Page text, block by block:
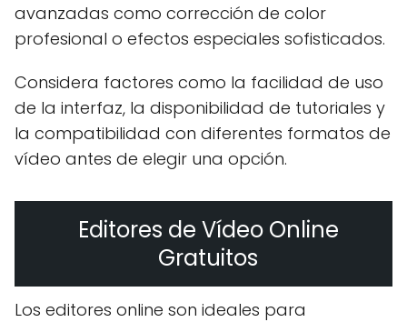
avanzadas como corrección de color
profesional o efectos especiales sofisticados.
Considera factores como la facilidad de uso
de la interfaz, la disponibilidad de tutoriales y
la compatibilidad con diferentes formatos de
vídeo antes de elegir una opción.
Editores de Vídeo Online
Gratuitos
Los editores online son ideales para